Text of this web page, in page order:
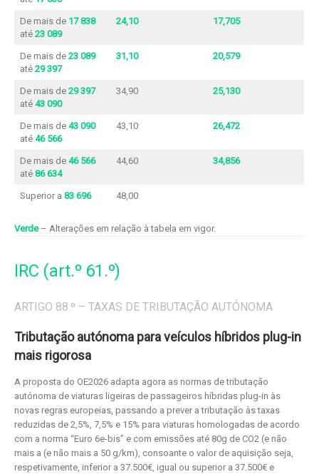
De mais de 17 838
até 23 089
24,10 17,705
De mais de 23 089
até 29 397
31,10 20,579
De mais de 29 397
até 43 090
34,90 25,130
De mais de 43 090
até 46 566
43,10 26,472
De mais de 46 566
até 86 634
44,60 34,856
Superior a 83 696 48,00
Verde – Alterações em relação à tabela em vigor.
IRC (art.º 61.º)
ARTIGO 88.º – TAXAS DE TRIBUTAÇÃO AUTÓNOMA
Tributação autónoma para veículos híbridos plug-in
mais rigorosa
A proposta do OE2026 adapta agora as normas de tributação
autónoma de viaturas ligeiras de passageiros híbridas plug-in às
novas regras europeias, passando a prever a tributação às taxas
reduzidas de 2,5%, 7,5% e 15% para viaturas homologadas de acordo
com a norma “Euro 6e-bis” e com emissões até 80g de CO2 (e não
mais a (e não mais a 50 g/km), consoante o valor de aquisição seja,
respetivamente, inferior a 37.500€, igual ou superior a 37.500€ e